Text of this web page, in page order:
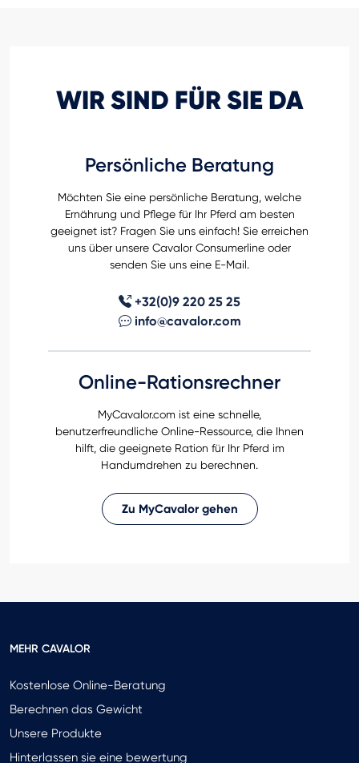
WIR SIND FÜR SIE DA
Persönliche Beratung
Möchten Sie eine persönliche Beratung, welche
Ernährung und Pflege für Ihr Pferd am besten
geeignet ist? Fragen Sie uns einfach! Sie erreichen
uns über unsere Cavalor Consumerline oder
senden Sie uns eine E-Mail.
+32(0)9 220 25 25
info@cavalor.com
Online-Rationsrechner
MyCavalor.com ist eine schnelle,
benutzerfreundliche Online-Ressource, die Ihnen
hilft, die geeignete Ration für Ihr Pferd im
Handumdrehen zu berechnen.
Zu MyCavalor gehen
MEHR CAVALOR
Kostenlose Online-Beratung
Berechnen das Gewicht
Unsere Produkte
Hinterlassen sie eine bewertung